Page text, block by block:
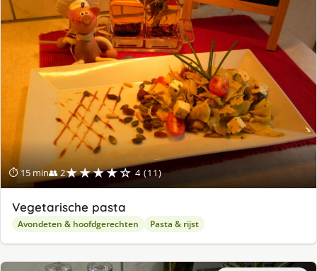
⏱ 15 min👥 2★★★★☆ 4 (11)
Vegetarische pasta
Avondeten & hoofdgerechten Pasta & rijst